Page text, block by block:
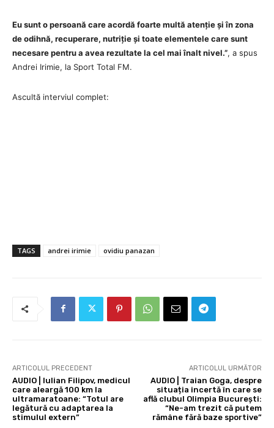
Eu sunt o persoană care acordă foarte multă atenție și în zona
de odihnă, recuperare, nutriție și toate elementele care sunt
necesare pentru a avea rezultate la cel mai înalt nivel.”, a spus
Andrei Irimie, la Sport Total FM.
Ascultă interviul complet:
TAGS andrei irimie ovidiu panazan
ARTICOLUL PRECEDENT
AUDIO | Iulian Filipov, medicul
care aleargă 100 km la
ultramaratoane: “Totul are
legătură cu adaptarea la
stimulul extern”
ARTICOLUL URMĂTOR
AUDIO | Traian Goga, despre
situația incertă în care se
află clubul Olimpia București:
“Ne-am trezit că putem
rămâne fără baze sportive”